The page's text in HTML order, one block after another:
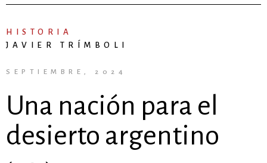
HISTORIA
JAVIER TRÍMBOLI
SEPTIEMBRE, 2024
Una nación para el
desierto argentino